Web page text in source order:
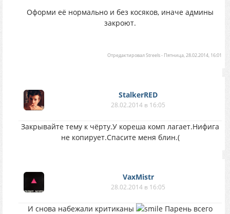
Оформи её нормально и без косяков, иначе админы
закроют.
ОтредактировалStreels- Пятница, 28.02.2014, 16:01
StalkerRED
28.02.2014 в 16:05
Закрывайте тему к чёрту.У кореша комп лагает.Нифига
не копирует.Спасите меня блин.(
VaxMistr
28.02.2014 в 16:05
И снова набежали критиканы
Парень всего